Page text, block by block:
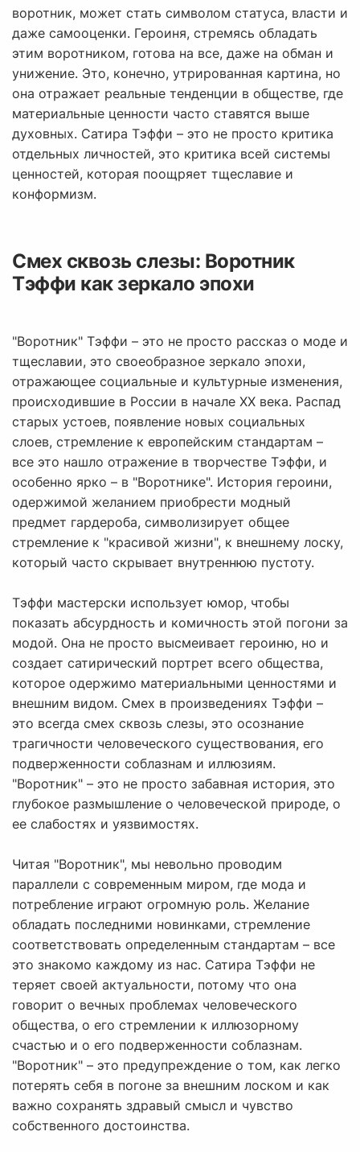
воротник, может стать символом статуса, власти и
даже самооценки. Героиня, стремясь обладать
этим воротником, готова на все, даже на обман и
унижение. Это, конечно, утрированная картина, но
она отражает реальные тенденции в обществе, где
материальные ценности часто ставятся выше
духовных. Сатира Тэффи – это не просто критика
отдельных личностей, это критика всей системы
ценностей, которая поощряет тщеславие и
конформизм.
Смех сквозь слезы: Воротник
Тэффи как зеркало эпохи
"Воротник" Тэффи – это не просто рассказ о моде и
тщеславии, это своеобразное зеркало эпохи,
отражающее социальные и культурные изменения,
происходившие в России в начале XX века. Распад
старых устоев, появление новых социальных
слоев, стремление к европейским стандартам –
все это нашло отражение в творчестве Тэффи, и
особенно ярко – в "Воротнике". История героини,
одержимой желанием приобрести модный
предмет гардероба, символизирует общее
стремление к "красивой жизни", к внешнему лоску,
который часто скрывает внутреннюю пустоту.
Тэффи мастерски использует юмор, чтобы
показать абсурдность и комичность этой погони за
модой. Она не просто высмеивает героиню, но и
создает сатирический портрет всего общества,
которое одержимо материальными ценностями и
внешним видом. Смех в произведениях Тэффи –
это всегда смех сквозь слезы, это осознание
трагичности человеческого существования, его
подверженности соблазнам и иллюзиям.
"Воротник" – это не просто забавная история, это
глубокое размышление о человеческой природе, о
ее слабостях и уязвимостях.
Читая "Воротник", мы невольно проводим
параллели с современным миром, где мода и
потребление играют огромную роль. Желание
обладать последними новинками, стремление
соответствовать определенным стандартам – все
это знакомо каждому из нас. Сатира Тэффи не
теряет своей актуальности, потому что она
говорит о вечных проблемах человеческого
общества, о его стремлении к иллюзорному
счастью и о его подверженности соблазнам.
"Воротник" – это предупреждение о том, как легко
потерять себя в погоне за внешним лоском и как
важно сохранять здравый смысл и чувство
собственного достоинства.